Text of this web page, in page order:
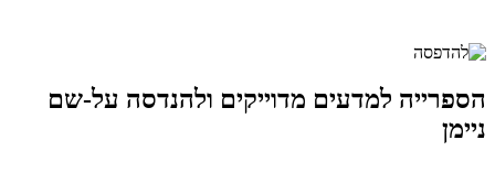
הספרייה למדעים מדוייקים ולהנדסה על-שם
ניימן